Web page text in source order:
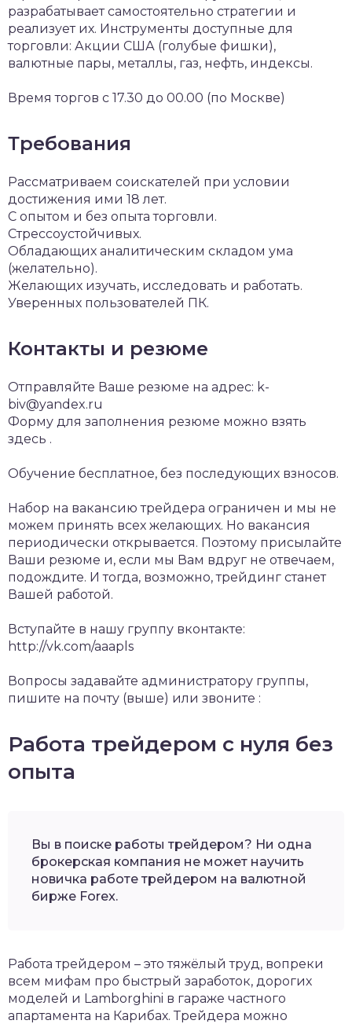
разрабатывает самостоятельно стратегии и
реализует их. Инструменты доступные для
торговли: Акции США (голубые фишки),
валютные пары, металлы, газ, нефть, индексы.
Время торгов с 17.30 до 00.00 (по Москве)
Требования
Рассматриваем соискателей при условии
достижения ими 18 лет.
С опытом и без опыта торговли.
Стрессоустойчивых.
Обладающих аналитическим складом ума
(желательно).
Желающих изучать, исследовать и работать.
Уверенных пользователей ПК.
Контакты и резюме
Отправляйте Ваше резюме на адрес: k-
biv@yandex.ru
Форму для заполнения резюме можно взять
здесь .
Обучение бесплатное, без последующих взносов.
Набор на вакансию трейдера ограничен и мы не
можем принять всех желающих. Но вакансия
периодически открывается. Поэтому присылайте
Ваши резюме и, если мы Вам вдруг не отвечаем,
подождите. И тогда, возможно, трейдинг станет
Вашей работой.
Вступайте в нашу группу вконтакте:
http://vk.com/aaapls
Вопросы задавайте администратору группы,
пишите на почту (выше) или звоните :
Работа трейдером с нуля без
опыта
Вы в поиске работы трейдером? Ни одна
брокерская компания не может научить
новичка работе трейдером на валютной
бирже Forex.
Работа трейдером – это тяжёлый труд, вопреки
всем мифам про быстрый заработок, дорогих
моделей и Lamborghini в гараже частного
апартамента на Карибах. Трейдера можно